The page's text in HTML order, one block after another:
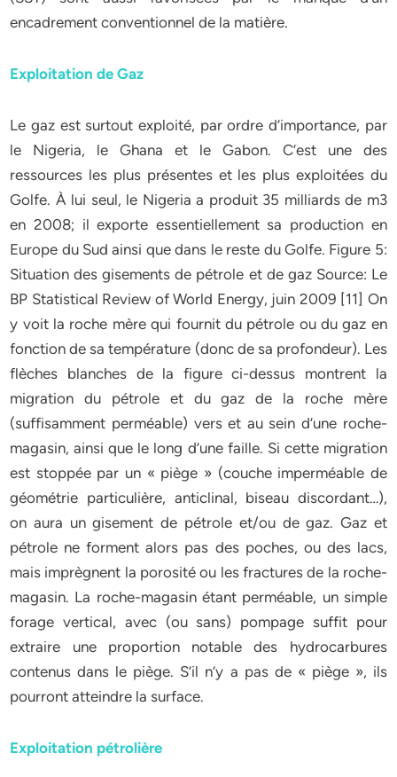
encadrement conventionnel de la matière.
Exploitation de Gaz
Le gaz est surtout exploité, par ordre d’importance, par
le Nigeria, le Ghana et le Gabon. C’est une des
ressources les plus présentes et les plus exploitées du
Golfe. À lui seul, le Nigeria a produit 35 milliards de m3
en 2008; il exporte essentiellement sa production en
Europe du Sud ainsi que dans le reste du Golfe. Figure 5:
Situation des gisements de pétrole et de gaz Source: Le
BP Statistical Review of World Energy, juin 2009 [11] On
y voit la roche mère qui fournit du pétrole ou du gaz en
fonction de sa température (donc de sa profondeur). Les
flèches blanches de la figure ci-dessus montrent la
migration du pétrole et du gaz de la roche mère
(suffisamment perméable) vers et au sein d’une roche-
magasin, ainsi que le long d’une faille. Si cette migration
est stoppée par un « piège » (couche imperméable de
géométrie particulière, anticlinal, biseau discordant…),
on aura un gisement de pétrole et/ou de gaz. Gaz et
pétrole ne forment alors pas des poches, ou des lacs,
mais imprègnent la porosité ou les fractures de la roche-
magasin. La roche-magasin étant perméable, un simple
forage vertical, avec (ou sans) pompage suffit pour
extraire une proportion notable des hydrocarbures
contenus dans le piège. S’il n’y a pas de « piège », ils
pourront atteindre la surface.
Exploitation pétrolière